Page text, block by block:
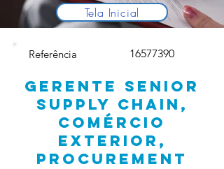
Tela Inicial
Referência 16577390
GERENTE SENIOR
SUPPLY CHAIN,
COMÉRCIO
EXTERIOR,
PROCUREMENT